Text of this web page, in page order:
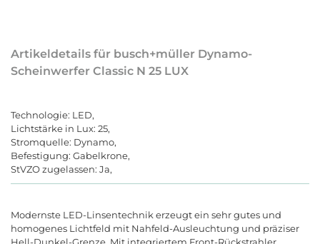
Artikeldetails für busch+müller Dynamo-
Scheinwerfer Classic N 25 LUX
Technologie: LED,
Lichtstärke in Lux: 25,
Stromquelle: Dynamo,
Befestigung: Gabelkrone,
StVZO zugelassen: Ja,
Modernste LED-Linsentechnik erzeugt ein sehr gutes und
homogenes Lichtfeld mit Nahfeld-Ausleuchtung und präziser
Hell-Dunkel-Grenze. Mit integriertem Front-Rückstrahler.